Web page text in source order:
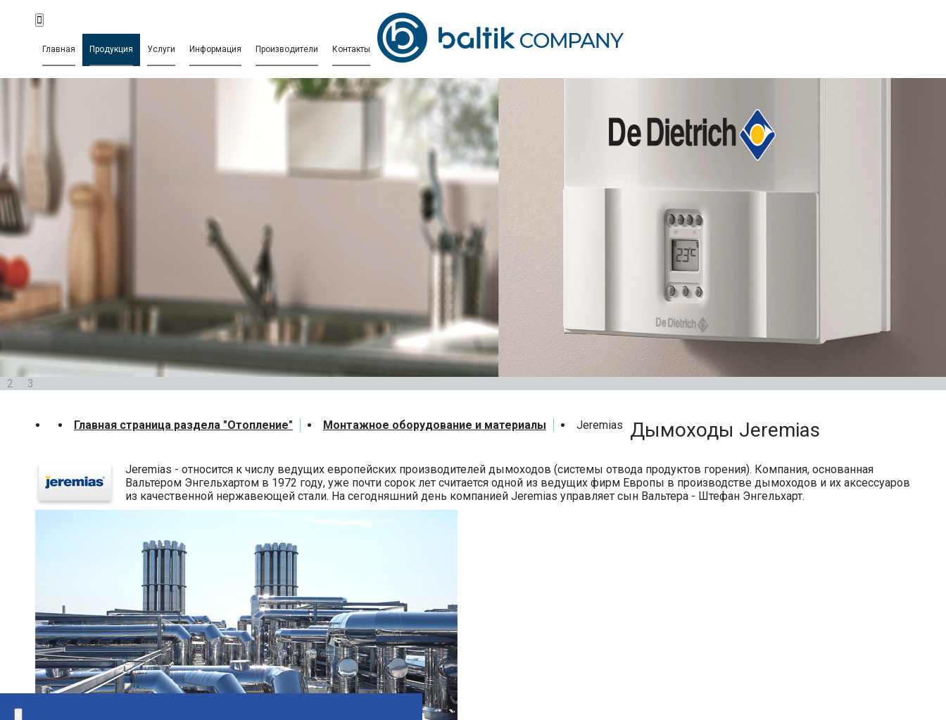
Главная Продукция Услуги Информация Производители Контакты
2 3
Главная страница раздела "Отопление" Монтажное оборудование и материалы Jeremias Дымоходы Jeremias
Jeremias - относится к числу ведущих европейских производителей дымоходов (системы отвода продуктов горения). Компания, основанная
Вальтером Энгельхартом в 1972 году, уже почти сорок лет считается одной из ведущих фирм Европы в производстве дымоходов и их аксессуаров
из качественной нержавеющей стали. На сегодняшний день компанией Jeremias управляет сын Вальтера - Штефан Энгельхарт.